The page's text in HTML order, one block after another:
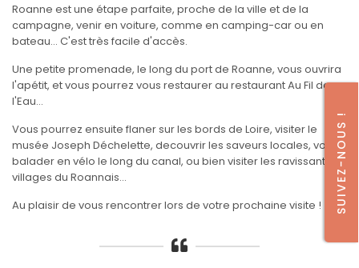
Roanne est une étape parfaite, proche de la ville et de la
campagne, venir en voiture, comme en camping-car ou en
bateau... C'est très facile d'accès.
Une petite promenade, le long du port de Roanne, vous ouvrira
l'apétit, et vous pourrez vous restaurer au restaurant Au Fil de
l'Eau...
Vous pourrez ensuite flaner sur les bords de Loire, visiter le
musée Joseph Déchelette, decouvrir les saveurs locales, vous
balader en vélo le long du canal, ou bien visiter les ravissants
villages du Roannais...
Au plaisir de vous rencontrer lors de votre prochaine visite !
SUIVEZ-NOUS !